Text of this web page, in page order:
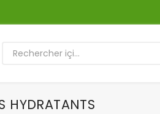
HYDRATANTS